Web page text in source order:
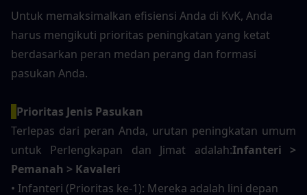
Untuk memaksimalkan efisiensi Anda di KvK, Anda
harus mengikuti prioritas peningkatan yang ketat
berdasarkan peran medan perang dan formasi
pasukan Anda.
Prioritas Jenis Pasukan
Terlepas dari peran Anda, urutan peningkatan umum
untuk Perlengkapan dan Jimat adalah:Infanteri >
Pemanah > Kavaleri
• Infanteri (Prioritas ke-1): Mereka adalah lini depan